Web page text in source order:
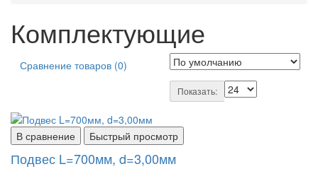
Комплектующие
Сравнение товаров (0)
Показать:
В сравнение Быстрый просмотр
Подвес L=700мм, d=3,00мм